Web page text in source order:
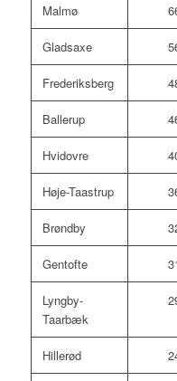
Malmø
Gladsaxe
Frederiksberg
Ballerup
Hvidovre
Høje-Taastrup
Brøndby
Gentofte
Lyngby-
Taarbæk
Hillerød